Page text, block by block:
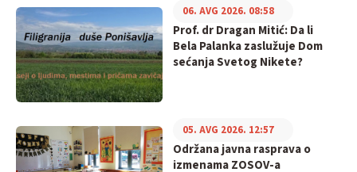
Prof. dr Dragan Mitić: Da li
Bela Palanka zaslužuje Dom
sećanja Svetog Nikete?
06. AVG 2026. 08:58
Održana javna rasprava o
izmenama ZOSOV-a
05. AVG 2026. 12:57